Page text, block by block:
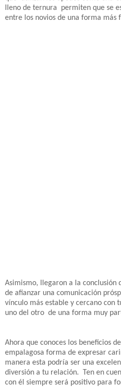
lleno de ternura
permiten que se
entre los novios de una forma más
Asimismo, llegaron a la conclusión
de afianzar una comunicación
vínculo más estable y cercano con
uno del otro de una forma muy
Ahora que conoces los beneficios
empalagosa forma de expresar
manera esta podría ser una
diversión a tu relación.
Ten en
con él siempre será positivo para